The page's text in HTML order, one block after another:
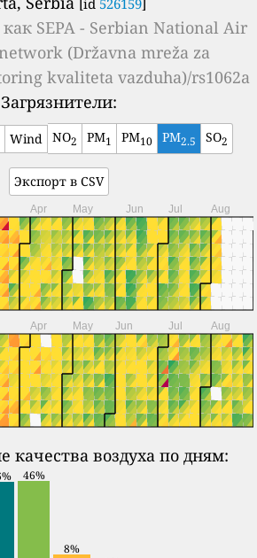
[id 526159]
SEPA - Serbian National Air
(Državna mreža za
kvaliteta vazduha)/rs1062a
Загрязнители:
Wind NO2 PM1 PM10 PM2.5 SO2
Экспорт в CSV
Apr May Jun Jul Aug
Apr May Jun Jul Aug
качества воздуха по дням:
46%
8%